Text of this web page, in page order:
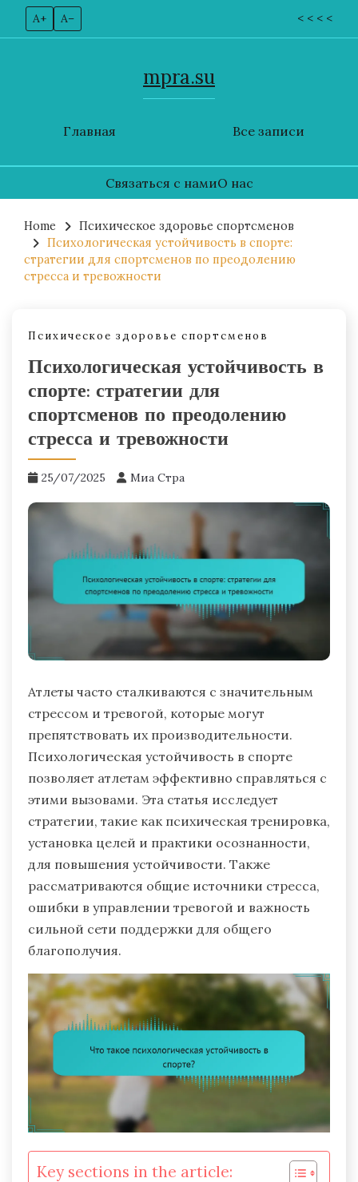
A+ A– < < < <
Главная
mpra.su
Все записи
Связаться с намиО нас
content
Home
Психическое здоровье спортсменов
Психологическая устойчивость в спорте:
стратегии для спортсменов по преодолению
стресса и тревожности
Психическое здоровье спортсменов
Психологическая устойчивость в
спорте: стратегии для
спортсменов по преодолению
стресса и тревожности
25/07/2025 Миа Стра
Атлеты часто сталкиваются с значительным
стрессом и тревогой, которые могут
препятствовать их производительности.
Психологическая устойчивость в спорте
позволяет атлетам эффективно справляться с
этими вызовами. Эта статья исследует
стратегии, такие как психическая тренировка,
установка целей и практики осознанности,
для повышения устойчивости. Также
рассматриваются общие источники стресса,
ошибки в управлении тревогой и важность
сильной сети поддержки для общего
благополучия.
Key sections in the article: